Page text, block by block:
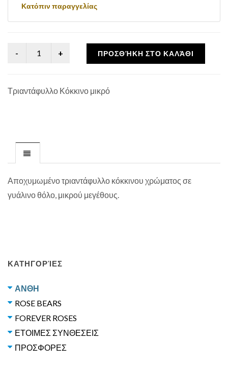
Κατόπιν παραγγελίας
ΠΡΟΣΘΉΚΗ ΣΤΟ ΚΑΛΆΘΙ
Τριαντάφυλλο Κόκκινο μικρό
Αποχυμωμένο τριαντάφυλλο κόκκινου χρώματος σε
γυάλινο θόλο, μικρού μεγέθους.
ΚΑΤΗΓΟΡΊΕΣ
ΑΝΘΗ
ROSE BEARS
FOREVER ROSES
ΕΤΟΙΜΕΣ ΣΥΝΘΕΣΕΙΣ
ΠΡΟΣΦΟΡΕΣ